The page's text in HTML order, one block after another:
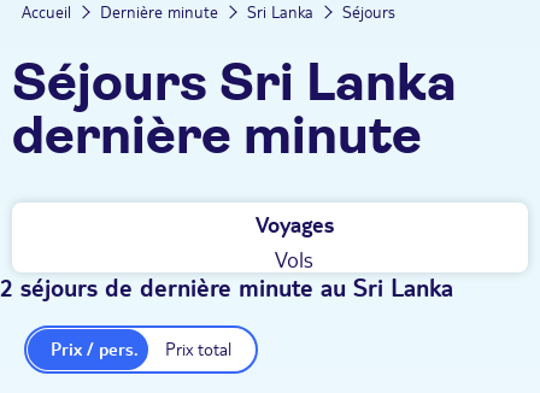
Accueil Dernière minute Sri Lanka Séjours
Séjours Sri Lanka
dernière minute
Voyages
Vols
2 séjours de dernière minute au Sri Lanka
Prix total
Prix / pers.